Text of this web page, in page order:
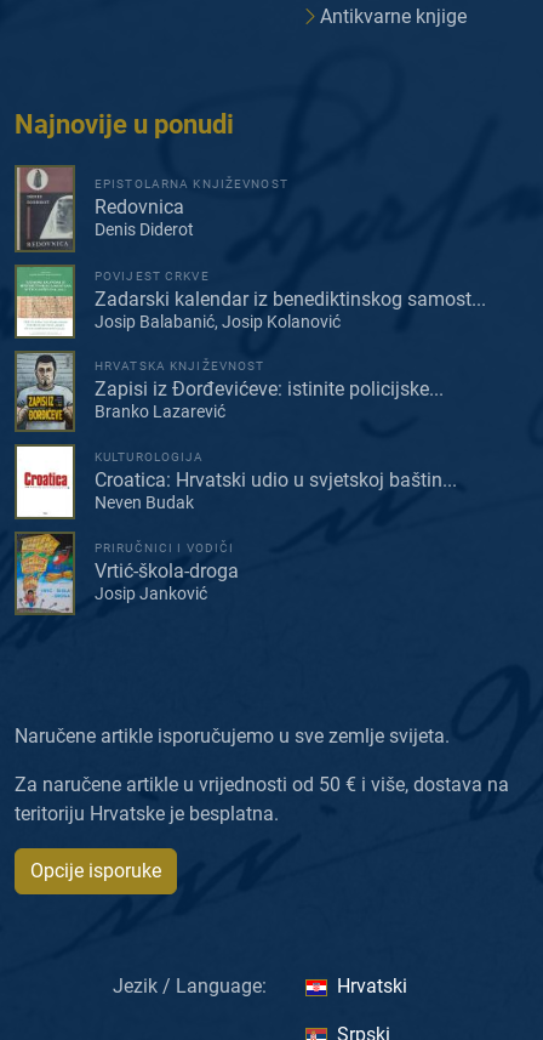
Antikvarne knjige
Najnovije u ponudi
EPISTOLARNA KNJIŽEVNOST
Redovnica
Denis Diderot
POVIJEST CRKVE
Zadarski kalendar iz benediktinskog samost...
Josip Balabanić, Josip Kolanović
HRVATSKA KNJIŽEVNOST
Zapisi iz Đorđevićeve: istinite policijske...
Branko Lazarević
KULTUROLOGIJA
Croatica: Hrvatski udio u svjetskoj baštin...
Neven Budak
PRIRUČNICI I VODIČI
Vrtić-škola-droga
Josip Janković
Naručene artikle isporučujemo u sve zemlje svijeta.
Za naručene artikle u vrijednosti od 50 € i više, dostava na
teritoriju Hrvatske je besplatna.
Opcije isporuke
Jezik / Language: Hrvatski
Srpski